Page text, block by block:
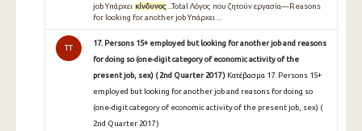
job Υπάρχει κίνδυνος ...Total Λόγος που ζητούν εργασία—Reasons
for looking for another job Υπάρχει ...
TT
17. Persons 15+ employed but looking for another job and reasons
for doing so (one-digit category of economic activity of the
present job, sex) ( 2nd Quarter 2017 ) Κατέβασμα 17. Persons 15+
employed but looking for another job and reasons for doing so
(one-digit category of economic activity of the present job, sex) (
2nd Quarter 2017 )